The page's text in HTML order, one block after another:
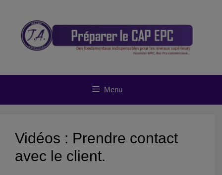
contenu
Menu
Vidéos : Prendre contact
avec le client.